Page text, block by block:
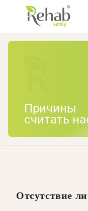
Причины
считать
Отсутствие